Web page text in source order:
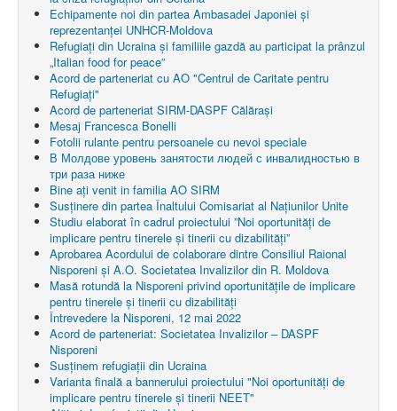
Echipamente noi din partea Ambasadei Japoniei și
reprezentanței UNHCR-Moldova
Refugiați din Ucraina și familiile gazdă au participat la prânzul
„Italian food for peace”
Acord de parteneriat cu AO "Centrul de Caritate pentru
Refugiaţi"
Acord de parteneriat SIRM-DASPF Călărași
Mesaj Francesca Bonelli
Fotolii rulante pentru persoanele cu nevoi speciale
В Молдове уровень занятости людей с инвалидностью в
три раза ниже
Bine ați venit in familia AO SIRM
Susținere din partea Înaltului Comisariat al Națiunilor Unite
Studiu elaborat în cadrul proiectului ”Noi oportunități de
implicare pentru tinerele și tinerii cu dizabilități”
Aprobarea Acordului de colaborare dintre Consiliul Raional
Nisporeni şi A.O. Societatea Invalizilor din R. Moldova
Masă rotundă la Nisporeni privind oportunitățile de implicare
pentru tinerele și tinerii cu dizabilități
Întrevedere la Nisporeni, 12 mai 2022
Acord de parteneriat: Societatea Invalizilor – DASPF
Nisporeni
Susținem refugiații din Ucraina
Varianta finală a bannerului proiectului "Noi oportunități de
implicare pentru tinerele și tinerii NEET"